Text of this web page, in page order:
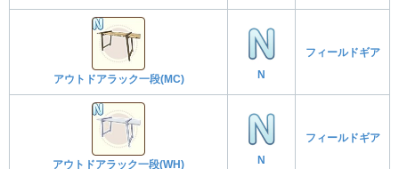
アウトドアラック一段(MC) N
フィールドギア
アウトドアラック一段(WH) N
フィールドギア